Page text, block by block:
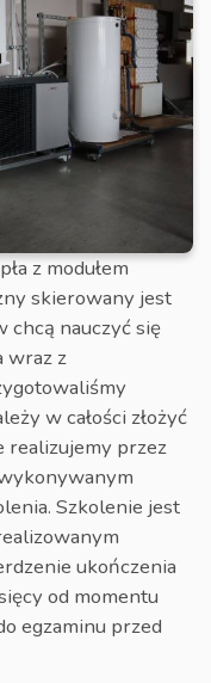
z modułem
skierowany jest
chcą nauczyć się
wraz z
w całości złożyć
realizujemy przez
Szkolenie jest
ukończenia
od momentu
egzaminu przed